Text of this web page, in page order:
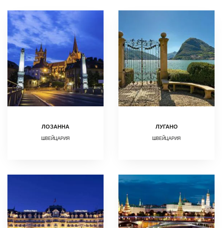
ЛОЗАННА
ШВЕЙЦАРИЯ
ЛУГАНО
ШВЕЙЦАРИЯ